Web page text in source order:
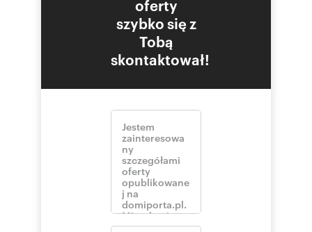
oferty
szybko się z
Tobą
skontaktował!